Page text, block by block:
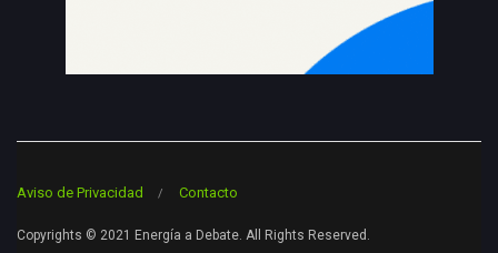
Aviso de Privacidad Contacto
Copyrights © 2021 Energía a Debate. All Rights Reserved.